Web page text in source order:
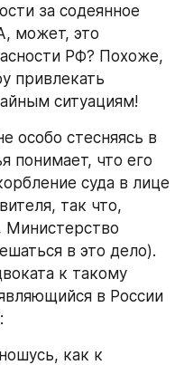
за содеянное
может, это
РФ? Похоже,
привлекать
ситуациям!
особо стесняясь в
понимает, что его
суда в лице
так что,
Министерство
в это дело).
к такому
в России
как к